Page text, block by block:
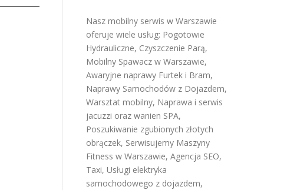
Nasz mobilny serwis w Warszawie
oferuje wiele usług: Pogotowie
Hydrauliczne, Czyszczenie Parą,
Mobilny Spawacz w Warszawie,
Awaryjne naprawy Furtek i Bram,
Naprawy Samochodów z Dojazdem,
Warsztat mobilny, Naprawa i serwis
jacuzzi oraz wanien SPA,
Poszukiwanie zgubionych złotych
obrączek, Serwisujemy Maszyny
Fitness w Warszawie, Agencja SEO,
Taxi, Usługi elektryka
samochodowego z dojazdem,